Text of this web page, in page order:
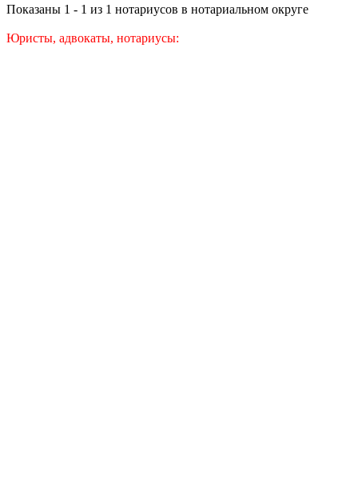
Показаны 1 - 1 из 1 нотариусов в нотариальном округе
Юристы, адвокаты, нотариусы: